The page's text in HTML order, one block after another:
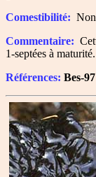
Comestibilité:
Commentaire:
1-septées à
Références: Bes-97